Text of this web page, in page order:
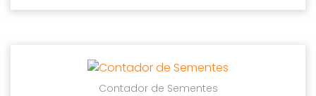
Contador de Sementes